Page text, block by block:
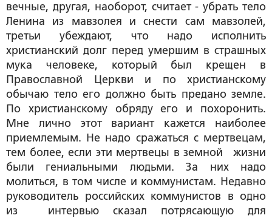
вечные, другая, наоборот, считает - убрать тело
Ленина из мавзолея и снести сам мавзолей,
третьи убеждают, что надо исполнить
христианский долг перед умершим в страшных
мука человеке, который был крещен в
Православной Церкви и по христианскому
обычаю тело его должно быть предано земле.
По христианскому обряду его и похоронить.
Мне лично этот вариант кажется наиболее
приемлемым. Не надо сражаться с мертвецам,
тем более, если эти мертвецы в земной жизни
были гениальными людьми. За них надо
молиться, в том числе и коммунистам. Недавно
руководитель российских коммунистов в одно
из интервью сказал потрясающую для